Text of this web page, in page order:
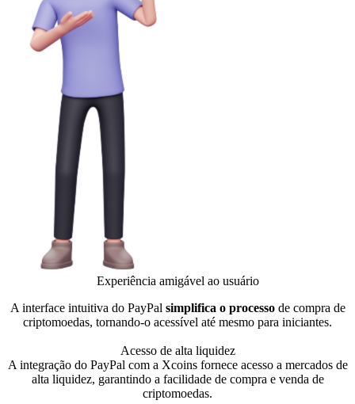
Experiência amigável ao usuário
A interface intuitiva do PayPal simplifica o processode compra de
criptomoedas, tornando-o acessível até mesmo para iniciantes.
Acesso de alta liquidez
A integração do PayPal com a Xcoins fornece acesso a mercados de
alta liquidez, garantindo a facilidade de compra e venda de
criptomoedas.